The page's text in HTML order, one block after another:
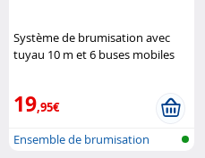
Système de brumisation avec
tuyau 10 m et 6 buses mobiles
19,95€
Ensemble de brumisation